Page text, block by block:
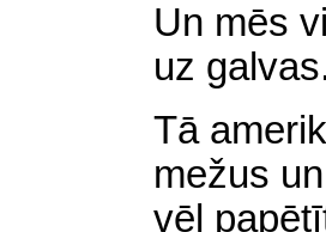
Un mēs
uz galvas
Tā
mežus
vēl